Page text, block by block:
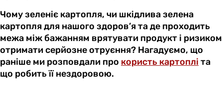
Чому зеленіє картопля, чи шкідлива зелена
картопля для нашого здоров’я та де проходить
межа між бажанням врятувати продукт і ризиком
отримати серйозне отруєння? Нагадуємо, що
раніше ми розповдали про користь картоплі та
що робить її нездоровою.